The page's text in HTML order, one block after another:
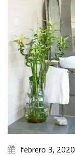
febrero 3, 2020